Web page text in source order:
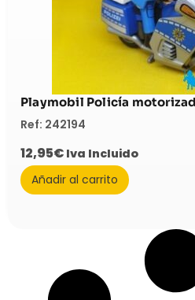
Playmobil Policía
Ref: 242194
12,95€ Iva Incluido
Añadir al carrito